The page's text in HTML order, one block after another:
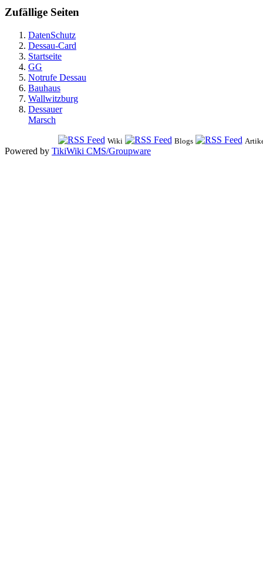
Zufällige Seiten
DatenSchutz
Dessau-Card
Startseite
GG
Notrufe Dessau
Bauhaus
Wallwitzburg
Dessauer
Marsch
Wiki Blogs
Powered by TikiWiki CMS/Groupware